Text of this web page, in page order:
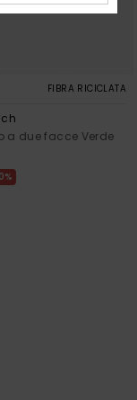
FIBRA RICICLATA
a due facce Verde